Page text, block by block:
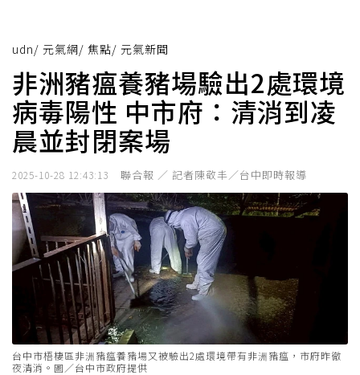
udn/ 元氣網/ 焦點/ 元氣新聞
非洲豬瘟養豬場驗出2處環境
病毒陽性 中市府：清消到凌
晨並封閉案場
2025-10-28 12:43:13 聯合報 ／ 記者陳敬丰／台中即時報導
台中市梧棲區非洲豬瘟養豬場又被驗出2處環境帶有非洲豬瘟，市府昨徹
夜清消。圖／台中市政府提供